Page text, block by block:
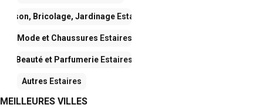
Maison, Bricolage, Jardinage Estaires
Mode et Chaussures Estaires
Beauté et Parfumerie Estaires
Autres Estaires
MEILLEURES VILLES